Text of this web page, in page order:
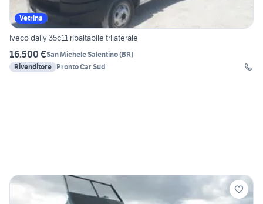
Vetrina
Iveco daily 35c11 ribaltabile trilaterale
16.500 €San Michele Salentino(BR)
Rivenditore Pronto Car Sud